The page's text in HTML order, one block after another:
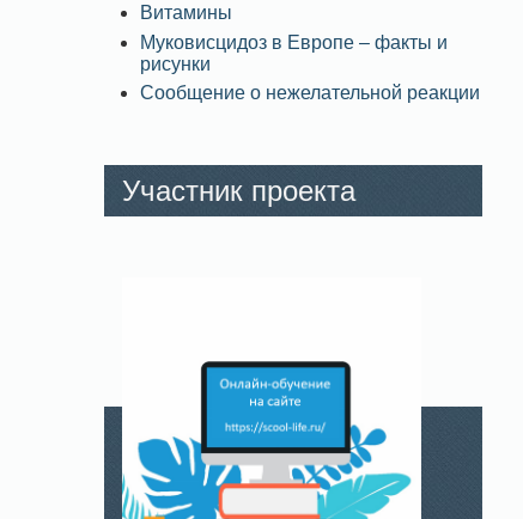
Витамины
Муковисцидоз в Европе – факты и
рисунки
Сообщение о нежелательной реакции
Участник проекта